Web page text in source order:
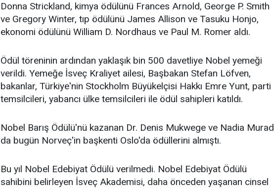
Donna Strickland, kimya ödülünü Frances Arnold, George P. Smith
ve Gregory Winter, tıp ödülünü James Allison ve Tasuku Honjo,
ekonomi ödülünü William D. Nordhaus ve Paul M. Romer aldı.
Ödül töreninin ardından yaklaşık bin 500 davetliye Nobel yemeği
verildi. Yemeğe İsveç Kraliyet ailesi, Başbakan Stefan Löfven,
bakanlar, Türkiye'nin Stockholm Büyükelçisi Hakkı Emre Yunt, parti
temsilcileri, yabancı ülke temsilcileri ile ödül sahipleri katıldı.
Nobel Barış Ödülü'nü kazanan Dr. Denis Mukwege ve Nadia Murad
da bugün Norveç'in başkenti Oslo'da ödüllerini almıştı.
Bu yıl Nobel Edebiyat Ödülü verilmedi. Nobel Edebiyat Ödülü
sahibini belirleyen İsveç Akademisi, daha önceden yaşanan cinsel